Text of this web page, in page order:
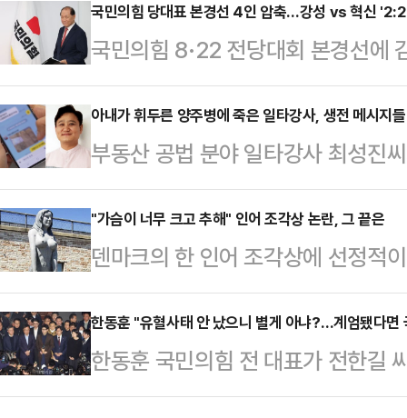
에 따르면 엘레오노라 인카르도나
스타디움에서 열린 PSG와 바이에
착용했다.공개된 사진에 따르면 인
트와 브라톱 차림(사진 왼쪽)으로
셜미디어(SNS)에 공유돼 화제를
태의 상의 차림은 과하…
국민의힘 당대표 본경선 4인 압축…강성 vs 혁신
국민의힘 8·22 전당대회 본경선에
출했다. '강성'과 '혁신'의 중간지대
프)에서 아쉽게 탈락했다.황우여
도 당사에서 브리핑을 열고 이 같
일 양일간 책임당원 투표 50%, 국
실시했다. 국민 여론조사는 역선택
당층을 대상으로 했다.후보 간 순위
영향을 미치지 않도록…
아내가 휘두른 양주병에 죽은 일타강사, 생전 메시지
부동산 공법 분야 일타강사 최성진
가운데 그가 생전에 아내에게 보낸
일 SBS '그것이 알고 싶다'는 최성
의 실상을 공개했다.최성진씨는 지
친 채 병원으로 이송됐으나 11시간
혐의로 체포됐다.윤씨는 경찰 조사
편이 흉기로 위협해 거실에 있던 양
한 우발적…
"가슴이 너무 크고 추해" 인어 조각상 논란, 그 끝은
덴마크의 한 인어 조각상에 선정적
다.4일(현지시간) 영국 가디언에 따
근 '드라고르 요새' 앞에 설치된 '큰
인 요새와 어울리지 않는다는 이유
는 이 조각상은 코펜하겐 해변의 바
한동훈 "유혈사태 안 났으니 별게 아냐?…계엄됐다면
한동훈 국민의힘 전 대표가 전한길
대통령의 12·3 비상계엄 선포로 인